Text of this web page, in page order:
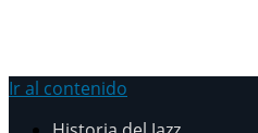
Ir al contenido